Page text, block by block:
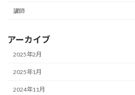
講師
アーカイブ
2025年2月
2025年1月
2024年11月